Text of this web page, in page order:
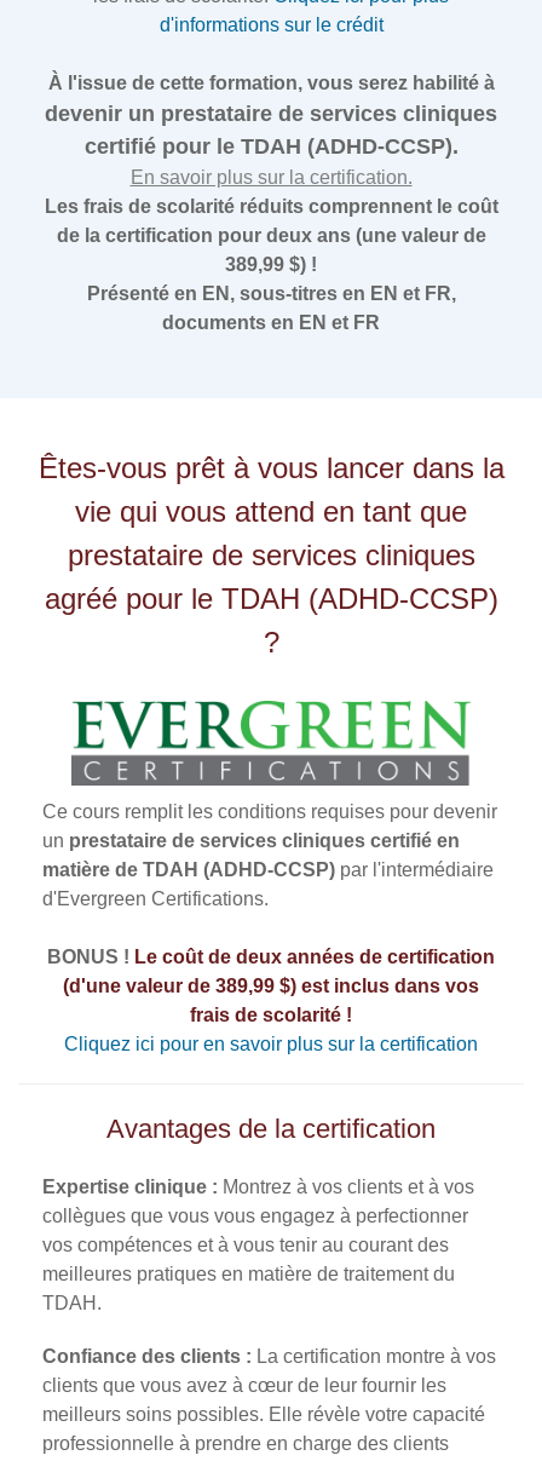
d'informations sur le crédit
À l'issue de cette formation, vous serez habilité à
devenir un prestataire de services cliniques
certifié pour le TDAH (ADHD-CCSP).
En savoir plus sur la certification.
Les frais de scolarité réduits comprennent le coût
de la certification pour deux ans (une valeur de
389,99 $) !
Présenté en EN, sous-titres en EN et FR,
documents en EN et FR
Êtes-vous prêt à vous lancer dans la
vie qui vous attend en tant que
prestataire de services cliniques
agréé pour le TDAH (ADHD-CCSP)
?
Ce cours remplit les conditions requises pour devenir
un prestataire de services cliniques certifié en
matière de TDAH (ADHD-CCSP) par l'intermédiaire
d'Evergreen Certifications.
BONUS ! Le coût de deux années de certification
(d'une valeur de 389,99 $) est inclus dans vos
frais de scolarité !
Cliquez ici pour en savoir plus sur la certification
Avantages de la certification
Expertise clinique : Montrez à vos clients et à vos
collègues que vous vous engagez à perfectionner
vos compétences et à vous tenir au courant des
meilleures pratiques en matière de traitement du
TDAH.
Confiance des clients : La certification montre à vos
clients que vous avez à cœur de leur fournir les
meilleurs soins possibles. Elle révèle votre capacité
professionnelle à prendre en charge des clients